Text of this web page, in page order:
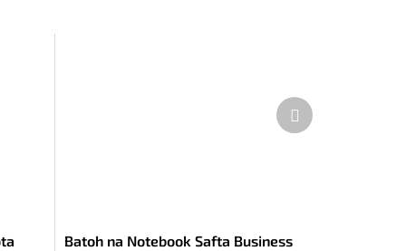
Batoh na Notebook Safta Business
Ďalší
produkt